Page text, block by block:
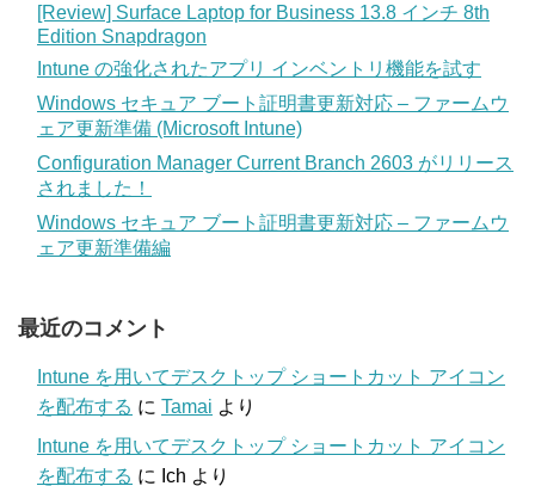
[Review] Surface Laptop for Business 13.8 インチ 8th
Edition Snapdragon
Intune の強化されたアプリ インベントリ機能を試す
Windows セキュア ブート証明書更新対応 – ファームウ
ェア更新準備 (Microsoft Intune)
Configuration Manager Current Branch 2603 がリリース
されました！
Windows セキュア ブート証明書更新対応 – ファームウ
ェア更新準備編
最近のコメント
Intune を用いてデスクトップ ショートカット アイコン
を配布する に Tamai より
Intune を用いてデスクトップ ショートカット アイコン
を配布する に Ich より